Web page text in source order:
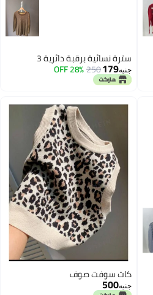
سترة نسائية برقبة دائرية 3
جنيه179
250
28% OFF
كات سوفت صوف
جنيه500